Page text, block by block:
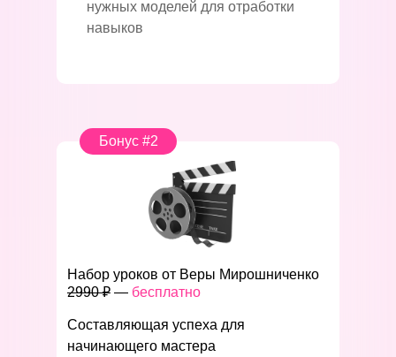
нужных моделей для отработки
навыков
Составляющая успеха для
начинающего мастера
Бонус #2
Набор уроков от Веры Мирошниченко
2990 ₽ — бесплатно